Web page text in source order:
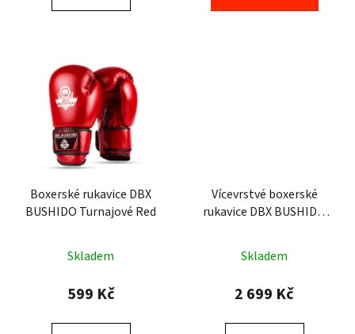
Boxerské rukavice DBX
BUSHIDO Turnajové Red
Skladem
599 Kč
Vícevrstvé boxerské
rukavice DBX BUSHIDO
Skladem
2 699 Kč